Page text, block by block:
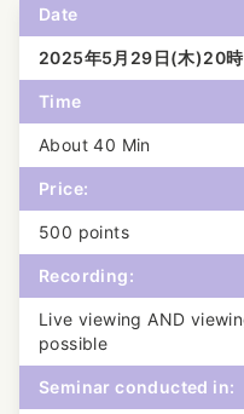
Date
2025年5月29日(木)20時
Time
About 40 Min
Price:
500 points
Recording:
Live viewing AND
possible
Seminar conducted in: